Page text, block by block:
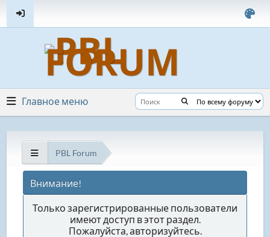
Главное меню
PBL Forum
Внимание!
Только зарегистрированные пользователи
имеют доступ в этот раздел.
Пожалуйста, авторизуйтесь.